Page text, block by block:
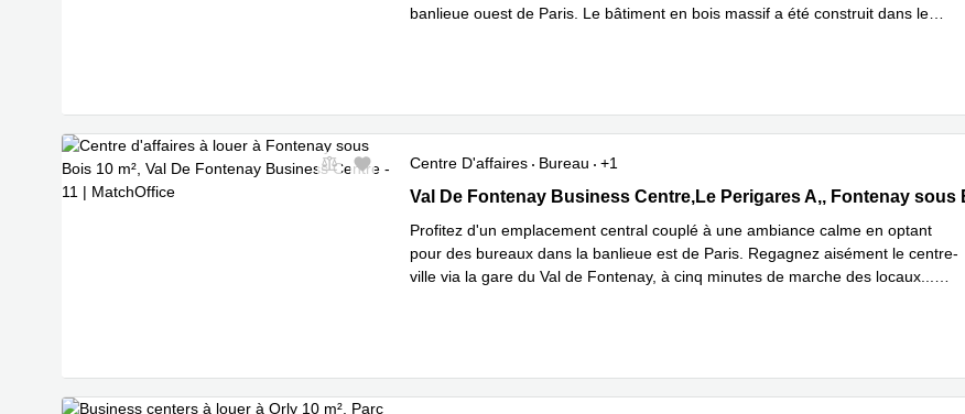
banlieue ouest de Paris. Le bâtiment en bois massif a été construit dans le
Centre D'affaires Bureau
+1
Val De Fontenay Business Centre,Le Perigares A, 201 Rue Carnot,CS
Val De Fontenay Business Centre,Le Perigares A,, Fontenay sous
Profitez d'un emplacement central couplé à une ambiance calme en optant
pour des bureaux dans la banlieue est de Paris. Regagnez aisément le centre-
ville via la gare du Val de Fontenay, à cinq minutes de marche des locaux